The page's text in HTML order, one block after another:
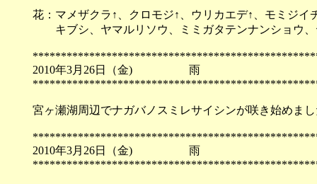
花：マメザクラ↑、クロモジ↑、ウリカエデ↑、モミジ
キブシ、ヤマルリソウ、ミミガタテンナンショウ、
2010年3月26日（金)
宮ヶ瀬湖周辺でナガバノスミレサイシンが咲き始めま
2010年3月26日（金)